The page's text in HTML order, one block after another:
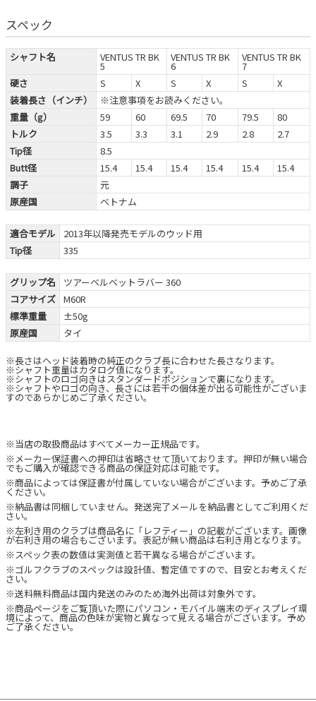
スペック
シャフト名 VENTUS TR BK
5
VENTUS TR BK
6
VENTUS TR BK
7
硬さ
S X S X S
X
装着長さ（インチ）
※注意事項をお読みください。
重量（g）
59 60 69.5 70 79.5
80
トルク
3.5 3.3 3.1 2.9 2.8
2.7
Tip径
8.5
Butt径
15.4 15.4 15.4 15.4 15.4
15.4
調子
元
原産国
ベトナム
適合モデル
2013年以降発売モデルのウッド用
Tip径
335
グリップ名
ツアーベルベットラバー 360
コアサイズ M60R
標準重量
±50g
原産国
タイ
※長さはヘッド装着時の純正のクラブ長に合わせた長さなります。
※シャフト重量はカタログ値になります。
※シャフトのロゴ向きはスタンダードポジションで裏になります。
※シャフトやロゴの向き、長さには若干の個体差が出る可能性がございま
すのであらかじめご了承ください。
※当店の取扱商品はすべてメーカー正規品です。
※メーカー保証書への押印は省略させて頂いております。押印が無い場合
でもご購入が確認できる商品の保証対応は可能です。
※商品によっては保証書が付属していない場合がございます。予めご了承
ください。
※納品書は同梱していません。発送完了メールを納品書としてご利用くだ
さい。
※左利き用のクラブは商品名に「レフティー」の記載がございます。画像
が右利き用の場合もございます。表記が無い商品は右利き用となります。
※スペック表の数値は実測値と若干異なる場合がございます。
※ゴルフクラブのスペックは設計値、暫定値ですので、目安とお考えくだ
さい。
※送料無料商品は国内発送のみのため海外出荷は対象外です。
※商品ページをご覧頂いた際にパソコン・モバイル端末のディスプレイ環
境によって、商品の色味が実物と異なって見える場合がございます。予め
ご了承ください。